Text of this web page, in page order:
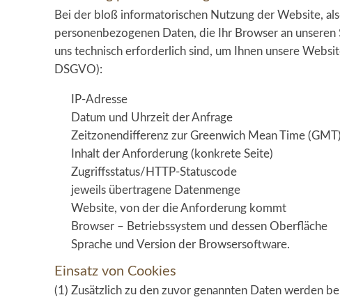
Bei der bloß informatorischen Nutzung der Website,
personenbezogenen Daten, die Ihr Browser an
uns technisch erforderlich sind, um Ihnen unsere
DSGVO):
IP-Adresse
Datum und Uhrzeit der Anfrage
Zeitzonendifferenz zur Greenwich Mean Time (GMT)
Inhalt der Anforderung (konkrete Seite)
Zugriffsstatus/HTTP-Statuscode
jeweils übertragene Datenmenge
Website, von der die Anforderung kommt
Browser – Betriebssystem und dessen Oberfläche
Sprache und Version der Browsersoftware.
Einsatz von Cookies
(1) Zusätzlich zu den zuvor genannten Daten werden